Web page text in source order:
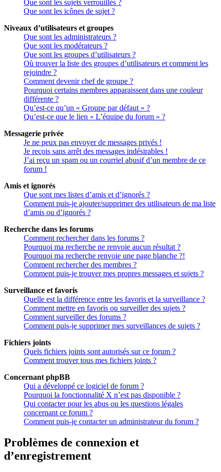
Que sont les sujets verrouillés ?
Que sont les icônes de sujet ?
Niveaux d’utilisateurs et groupes
Que sont les administrateurs ?
Que sont les modérateurs ?
Que sont les groupes d’utilisateurs ?
Où trouver la liste des groupes d’utilisateurs et comment les
rejoindre ?
Comment devenir chef de groupe ?
Pourquoi certains membres apparaissent dans une couleur
différente ?
Qu’est-ce qu’un « Groupe par défaut » ?
Qu’est-ce que le lien « L’équipe du forum » ?
Messagerie privée
Je ne peux pas envoyer de messages privés !
Je reçois sans arrêt des messages indésirables !
J’ai reçu un spam ou un courriel abusif d’un membre de ce
forum !
Amis et ignorés
Que sont mes listes d’amis et d’ignorés ?
Comment puis-je ajouter/supprimer des utilisateurs de ma liste
d’amis ou d’ignorés ?
Recherche dans les forums
Comment rechercher dans les forums ?
Pourquoi ma recherche ne renvoie aucun résultat ?
Pourquoi ma recherche renvoie une page blanche ?!
Comment rechercher des membres ?
Comment puis-je trouver mes propres messages et sujets ?
Surveillance et favoris
Quelle est la différence entre les favoris et la surveillance ?
Comment mettre en favoris ou surveiller des sujets ?
Comment surveiller des forums ?
Comment puis-je supprimer mes surveillances de sujets ?
Fichiers joints
Quels fichiers joints sont autorisés sur ce forum ?
Comment trouver tous mes fichiers joints ?
Concernant phpBB
Qui a développé ce logiciel de forum ?
Pourquoi la fonctionnalité X n’est pas disponible ?
Qui contacter pour les abus ou les questions légales
concernant ce forum ?
Comment puis-je contacter un administrateur du forum ?
Problèmes de connexion et
d’enregistrement